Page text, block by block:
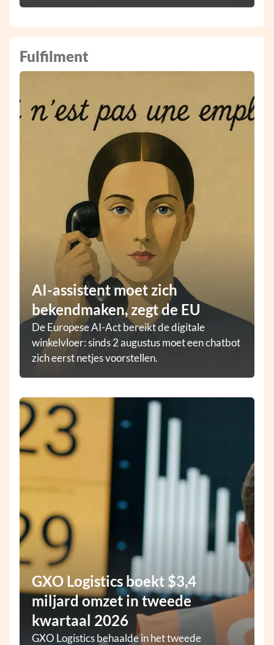
Fulfilment
AI-assistent moet zich
bekendmaken, zegt de EU
De Europese AI-Act bereikt de digitale
winkelvloer: sinds 2 augustus moet een chatbot
zich eerst netjes voorstellen.
GXO Logistics boekt $3,4
miljard omzet in tweede
kwartaal 2026
GXO Logistics behaalde in het tweede